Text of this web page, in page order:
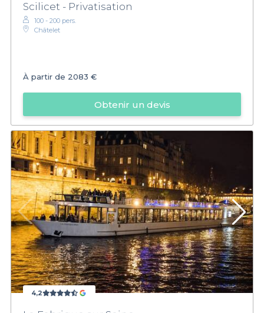
Scilicet - Privatisation
100 - 200 pers.
Châtelet
À partir de 2083 €
Obtenir un devis
4,2